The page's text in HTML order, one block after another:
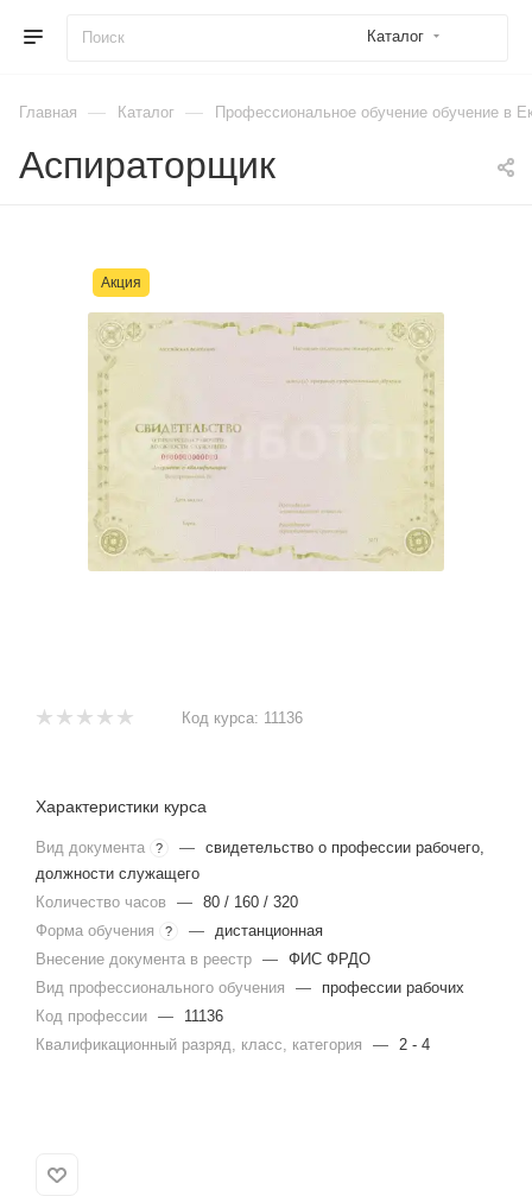
Каталог
Главная — Каталог — Профессиональное обучение обучение в
Аспираторщик
Акция
Код курса: 11136
Характеристики курса
Вид документа ? — свидетельство о профессии рабочего,
должности служащего
Количество часов
— 80 / 160 / 320
Форма обучения
? —
дистанционная
Внесение документа в реестр — ФИС ФРДО
Вид профессионального обучения
—
профессии рабочих
Код профессии —
11136
Квалификационный разряд, класс, категория
— 2 - 4